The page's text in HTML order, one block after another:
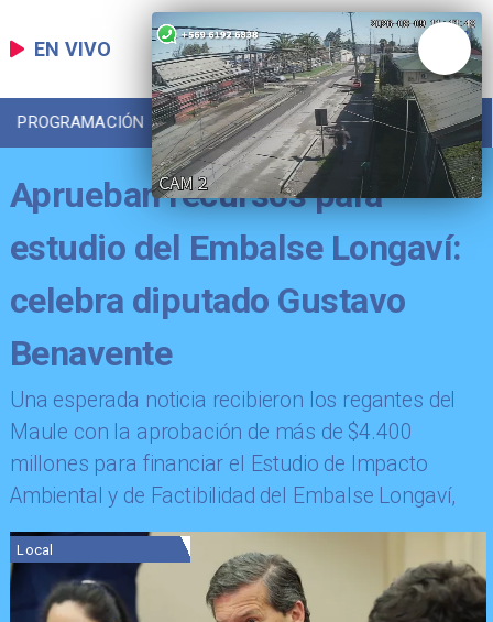
EN VIVO
PROGRAMACIÓN LOCAL DEPORTES
Aprueban recursos para
estudio del Embalse Longaví:
celebra diputado Gustavo
Benavente
Una esperada noticia recibieron los regantes del
Maule con la aprobación de más de $4.400
millones para financiar el Estudio de Impacto
Ambiental y de Factibilidad del Embalse Longaví,
Local